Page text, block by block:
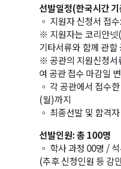
선발일정(한국시간
◦ 지원자 신청서 접
※ 지원자는 코리안넷
기타서류와 함께 관할
※ 공관의 지원신청서
여 공관 접수 마감일
◦ 각 공관에서 접수
(월)까지
◦ 최종선발 및 합격
선발인원: 총 100명
◦ 학사 과정 00명 /
(추후 신청인원 등 감